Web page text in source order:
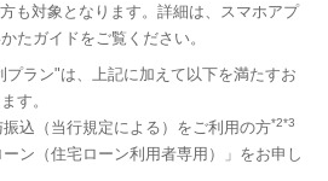
も対象となります。詳細は、スマホアプ
たガイドをご覧ください。
プラン"は、上記に加えて以下を満たすお
す。
込（当行規定による）をご利用の方*2*3
ン（住宅ローン利用者専用）」をお申し